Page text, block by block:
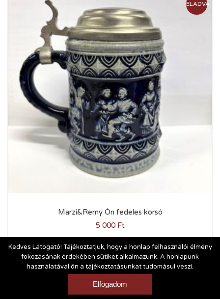
ELADVA
Marzi&Remy Ón fedeles korsó
5 000 Ft
Vásárlási és szállítási feltételek|Impresszum
Kedves Látogató! Tájékoztatjuk, hogy a honlap felhasználói élmény
fokozásának érdekében sütiket alkalmazunk. A honlapunk
használatával ön a tájékoztatásunkat tudomásul veszi.
Elfogadom